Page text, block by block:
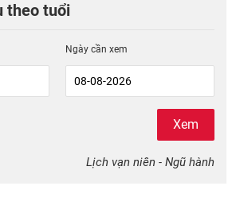
theo tuổi
Ngày cần xem
Xem
Lịch vạn niên - Ngũ hành